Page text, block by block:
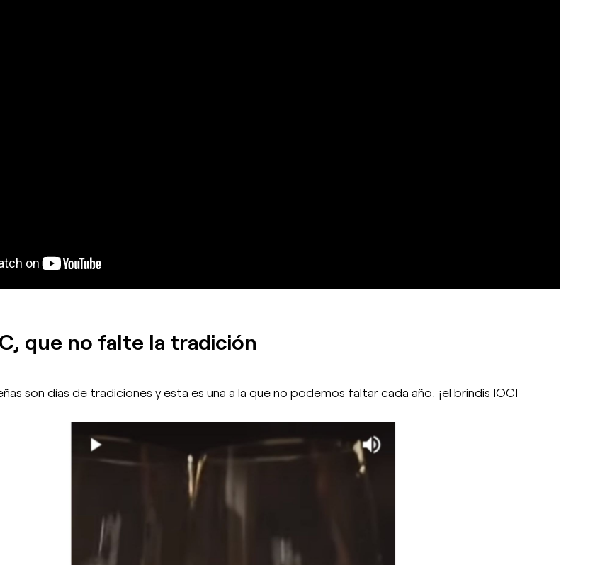
que no falte la tradición
son días de tradiciones y esta es una a la que no podemos faltar cada año: ¡el brindis IOC!